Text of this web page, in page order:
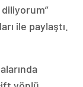
diliyorum”
ile paylaştı.